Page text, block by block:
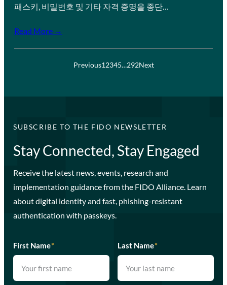
패스키, 비밀번호 및 기타 자격 증명을 종단…
Read More →
Previous12345…292Next
SUBSCRIBE TO THE FIDO NEWSLETTER
Stay Connected, Stay Engaged
Receive the latest news, events, research and
implementation guidance from the FIDO Alliance. Learn
about digital identity and fast, phishing-resistant
authentication with passkeys.
First Name* Last Name*